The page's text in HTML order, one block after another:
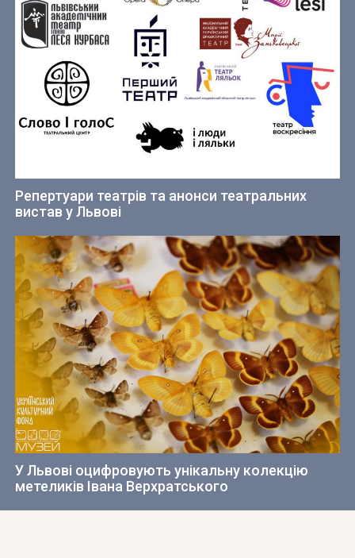
Репертуари театрів та анонси театральних
вистав у Львові
У Львові оцифровують унікальну колекцію
метеликів Івана Верхратського